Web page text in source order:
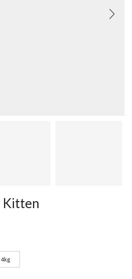
Kitten
4kg